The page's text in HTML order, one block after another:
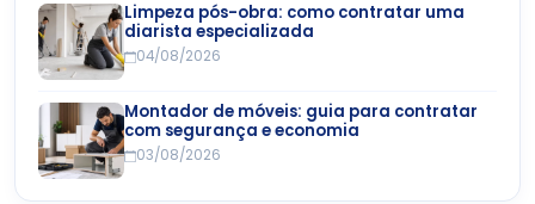
Limpeza pós-obra: como contratar uma
diarista especializada
04/08/2026
Montador de móveis: guia para contratar
com segurança e economia
03/08/2026